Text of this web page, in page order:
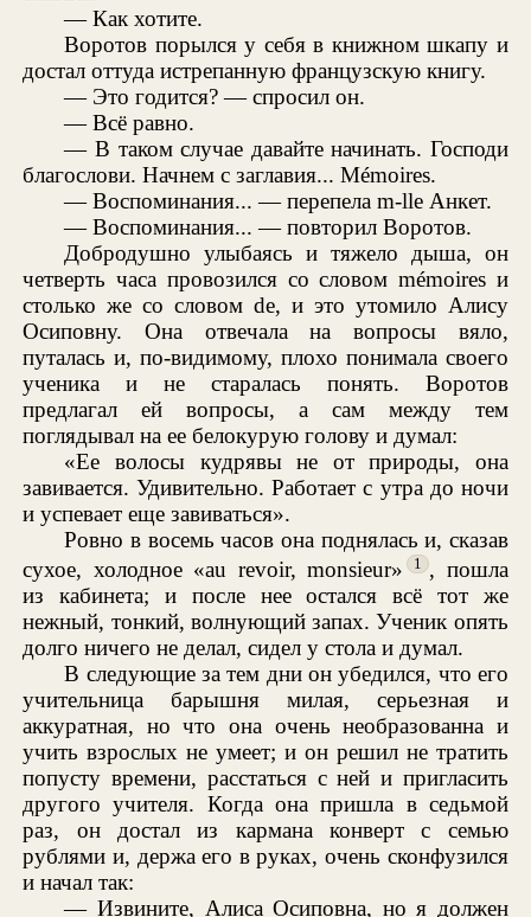
— Как хотите.
Воротов порылся у себя в книжном шкапу и
достал оттуда истрепанную французскую книгу.
— Это годится? — спросил он.
— Всё равно.
— В таком случае давайте начинать. Господи
благослови. Начнем с заглавия... Mémoires.
— Воспоминания... — перепела m-lle Анкет.
— Воспоминания... — повторил Воротов.
Добродушно улыбаясь и тяжело дыша, он
четверть часа провозился со словом mémoires и
столько же со словом de, и это утомило Алису
Осиповну. Она отвечала на вопросы вяло,
путалась и, по-видимому, плохо понимала своего
ученика и не старалась понять. Воротов
предлагал ей вопросы, а сам между тем
поглядывал на ее белокурую голову и думал:
«Ее волосы кудрявы не от природы, она
завивается. Удивительно. Работает с утра до ночи
и успевает еще завиваться».
Ровно в восемь часов она поднялась и, сказав
сухое, холодное «au revoir, monsieur»
1 , пошла
из кабинета; и после нее остался всё тот же
нежный, тонкий, волнующий запах. Ученик опять
долго ничего не делал, сидел у стола и думал.
В следующие за тем дни он убедился, что его
учительница барышня милая, серьезная и
аккуратная, но что она очень необразованна и
учить взрослых не умеет; и он решил не тратить
попусту времени, расстаться с ней и пригласить
другого учителя. Когда она пришла в седьмой
раз, он достал из кармана конверт с семью
рублями и, держа его в руках, очень сконфузился
и начал так:
— Извините, Алиса Осиповна, но я должен